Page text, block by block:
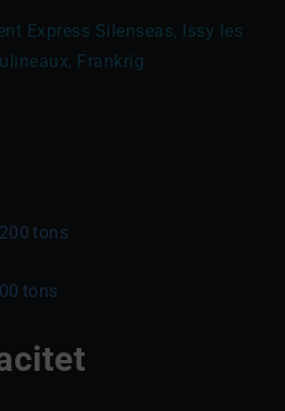
Express Silenseas, Issy les
Frankrig
tons
tons